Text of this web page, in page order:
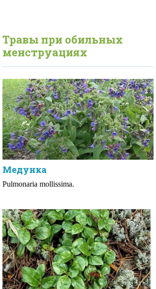
Травы при обильных
менструациях
Медунка
Pulmonaria mollissima.